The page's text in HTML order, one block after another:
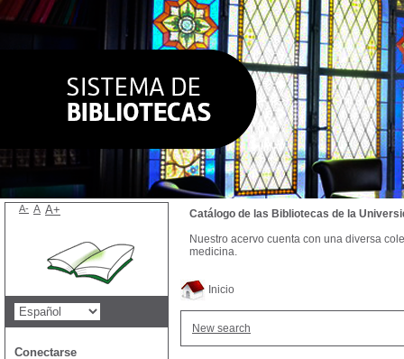
Inicio
New search
Catálogo de las Bibliotecas de la
Nuestro acervo cuenta con una diversa
medicina.
A- A A+
Conectarse